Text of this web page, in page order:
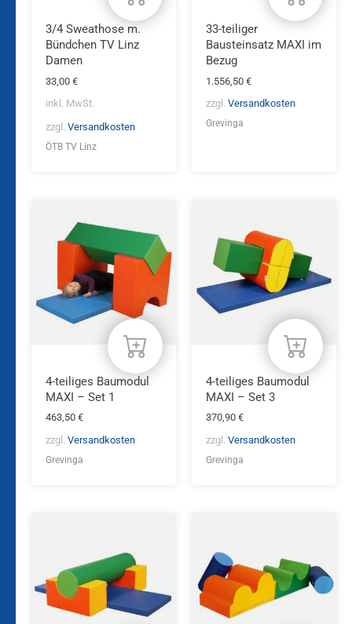
Produktseite
gewählt
werden
3/4 Sweathose m.
Bündchen TV Linz
Damen
33,00 €
inkl. MwSt.
zzgl. Versandkosten
ÖTB TV Linz
33-teiliger
Bausteinsatz MAXI im
Bezug
1.556,50 €
zzgl. Versandkosten
Grevinga
4-teiliges Baumodul
MAXI – Set 1
463,50 €
zzgl. Versandkosten
Grevinga
4-teiliges Baumodul
MAXI – Set 3
370,90 €
zzgl. Versandkosten
Grevinga